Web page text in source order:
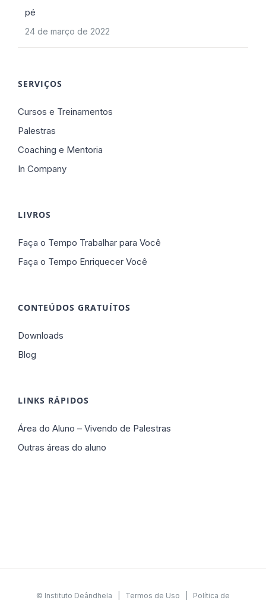
pé
24 de março de 2022
SERVIÇOS
Cursos e Treinamentos
Palestras
Coaching e Mentoria
In Company
LIVROS
Faça o Tempo Trabalhar para Você
Faça o Tempo Enriquecer Você
CONTEÚDOS GRATUÍTOS
Downloads
Blog
LINKS RÁPIDOS
Área do Aluno – Vivendo de Palestras
Outras áreas do aluno
© Instituto Deândhela | Termos de Uso Política de